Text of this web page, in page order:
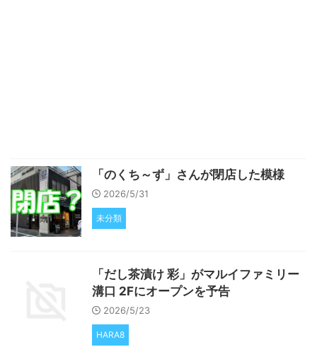
「のくち～ず」さんが閉店した模様
2026/5/31
未分類
「だし茶漬け 彩」がマルイファミリー
溝口 2Fにオープンを予告
2026/5/23
HARA8